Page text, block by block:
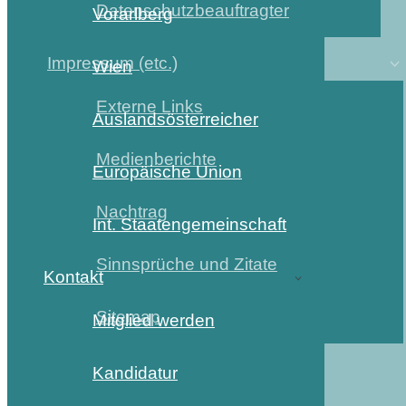
Datenschutzbeauftragter
Impressum (etc.)
Externe Links
Medienberichte
Nachtrag
Sinnsprüche und Zitate
Sitemap
Vorarlberg
Wien
Auslandsösterreicher
Europäische Union
Int. Staatengemeinschaft
Kontakt
Mitglied werden
Kandidatur